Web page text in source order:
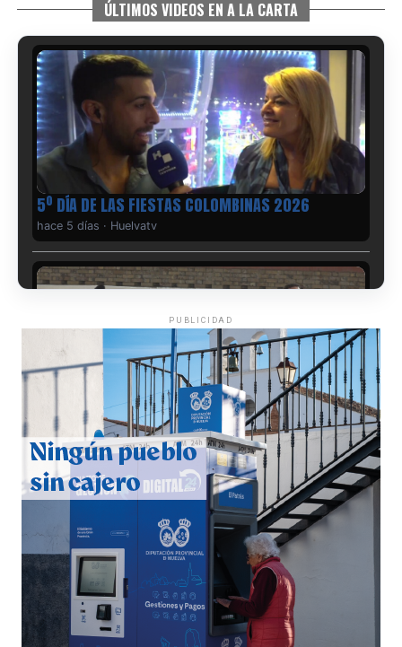
ÚLTIMOS VIDEOS EN A LA CARTA
5º DÍA DE LAS FIESTAS COLOMBINAS 2026
hace 5 días · Huelvatv
CUARTA CORRIDA DE LAS FIESTAS COLOMBINAS
2026
hace 6 días·Huelvatv
PUBLICIDAD